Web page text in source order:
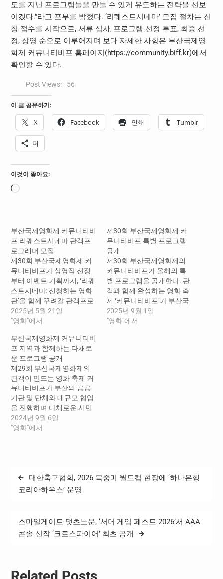
도를 지닌 프로그램들을 만들 수 있게 유도하는 전략을 선보
이겠다.”라고 포부를 밝혔다. ‘리퀘스트시네마’ 모집 절차는 신
청 접수를 시작으로, 서류 심사, 프로그램 선정 투표, 최종 선
정, 상영 순으로 이루어지며 보다 자세한 사항은 부산국제영
화제 커뮤니티비프 홈페이지(https://community.biff.kr)에서
확인할 수 있다.
Post Views: 56
이 글 공유하기:
X Facebook 인쇄 Tumblr
더
이것이 좋아요:
로
부산국제영화제 커뮤니티비
프 리퀘스트시네마 관객프
로그래머 모집
제30회 부산국제영화제 커
뮤니티비프가 상영작 선정
부터 이벤트 기획까지, ‘리퀘
스트시네마: 신청하는 영화
관’을 함께 꾸려갈 관객프로
그래머를 모집한다. 관객이
함께 만들어 가는 영화 축제
포동에서 개최되어온 부산
국제영화제 속 또 하나의 영
화제, 커뮤니티비프가 ‘리퀘
스트시네마: 신청하는 영화
관’의 관객프로그래머를 오
는 6월 8일(일)까지 모집한
다. ‘리퀘스트시네마: 신청하
는 영화관’은 관객이 직접 부
산국제영화제의 프로그래머
가 되어 영화제를 기획하고
2025년 5월 21일
"영화"에서
제30회 부산국제영화제 커
뮤니티비프 특별 프로그램
공개
제30회 부산국제영화제의
커뮤니티비프가 올해의 특
별 프로그램을 공개한다. 관
객과 함께 완성하는 영화 축
제 ‘커뮤니티비프’가 부산국
제영화제 30회를 추억하는
특별한 프로그램들을 선보
2025년 9월 1일
"영화"에서
부산국제영화제 커뮤니티비
프 지역과 함께하는 다채로
운 프로그램 공개
제29회 부산국제영화제의
관객이 만드는 영화 축제 커
뮤니티비프가 부산의 공공
기관 및 단체와 대규모 협업
을 진행하며 다채로운 시민
참여 프로그램을 선보인다.
시민, 관객과 함께 미래로 나
니티비프가 올해 7주년을 맞
아 부산문화재단, 부산영화
(DGK), 상지건축 등과 협력
하여 어린이부터 청∙장년층
까지…
2024년 9월 6일
"영화"에서
글
탐
대한축구협회, 2026 북중미 월드컵 현장에 ‘하나은행
코리아하우스’ 운영
스마일게이트-댓츠노문, ‘서머 게임 페스트 2026’서 AAA
콘솔 신작 ‘크로스파이어’ 최초 공개